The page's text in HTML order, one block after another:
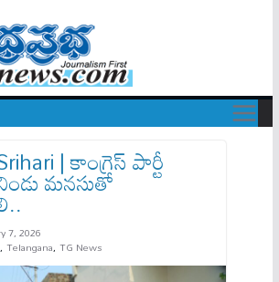
| కాంగ్రెస్ పార్టీ
నిండు మనసుతో
7, 2026
, Telangana, TG News